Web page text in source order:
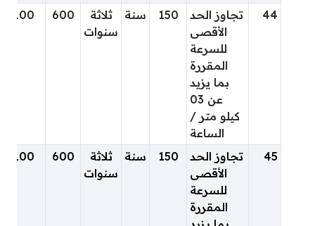
44
تجاوز الحد
الأقصى
للسرعة
المقررة
بما يزيد
عن 03
كيلو متر /
الساعة
150 سنة
ثلاثة
سنوات
600
100
45
تجاوز الحد
الأقصى
للسرعة
المقررة
150 سنة
ثلاثة
سنوات
600
100